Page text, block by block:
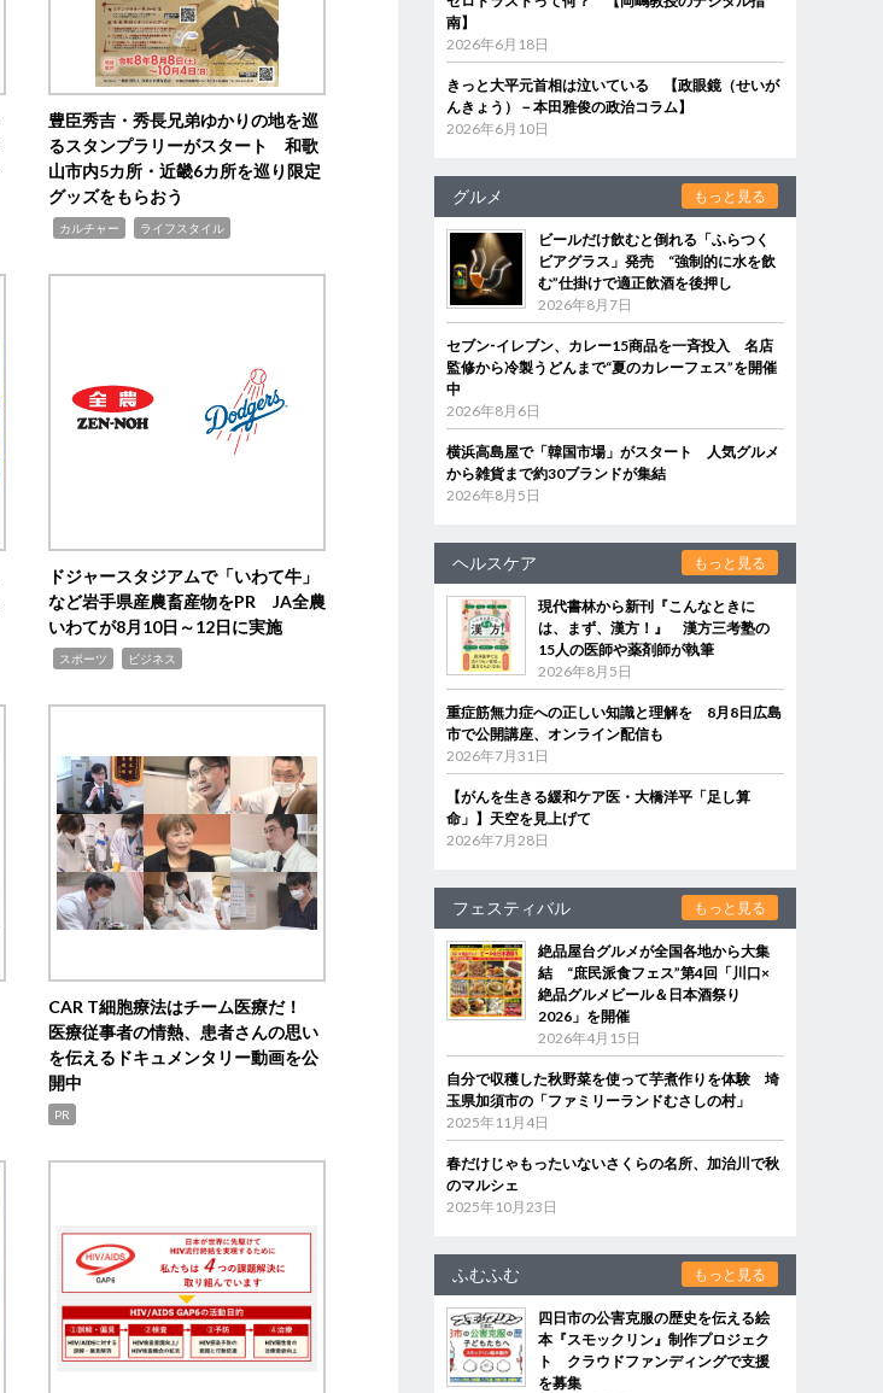
豊臣秀吉・秀長兄弟ゆかりの地を巡
るスタンプラリーがスタート 和歌
山市内5カ所・近畿6カ所を巡り限定
グッズをもらおう
カルチャー ライフスタイル
ドジャースタジアムで「いわて牛」
など岩手県産農畜産物をPR JA全農
いわてが8月10日～12日に実施
スポーツ ビジネス
CAR T細胞療法はチーム医療だ！
医療従事者の情熱、患者さんの思い
を伝えるドキュメンタリー動画を公
開中
PR
南】
2026年6月18日
きっと大平元首相は泣いている 【政眼鏡（せいが
んきょう）－本田雅俊の政治コラム】
2026年6月10日
グルメ もっと見る
ビールだけ飲むと倒れる「ふらつく
ビアグラス」発売 “強制的に水を飲
む”仕掛けで適正飲酒を後押し
2026年8月7日
セブン‐イレブン、カレー15商品を一斉投入 名店
監修から冷製うどんまで“夏のカレーフェス”を開催
中
2026年8月6日
横浜高島屋で「韓国市場」がスタート 人気グルメ
から雑貨まで約30ブランドが集結
2026年8月5日
ヘルスケア もっと見る
現代書林から新刊『こんなときに
は、まず、漢方！』 漢方三考塾の
15人の医師や薬剤師が執筆
2026年8月5日
重症筋無力症への正しい知識と理解を 8月8日広島
市で公開講座、オンライン配信も
2026年7月31日
【がんを生きる緩和ケア医・大橋洋平「足し算
命」】天空を見上げて
2026年7月28日
フェスティバル もっと見る
絶品屋台グルメが全国各地から大集
結 “庶民派食フェス”第4回「川口×
絶品グルメビール＆日本酒祭り
2026」を開催
2026年4月15日
自分で収穫した秋野菜を使って芋煮作りを体験 埼
玉県加須市の「ファミリーランドむさしの村」
2025年11月4日
春だけじゃもったいないさくらの名所、加治川で秋
のマルシェ
2025年10月23日
ふむふむ もっと見る
四日市の公害克服の歴史を伝える絵
本『スモックリン』制作プロジェク
ト クラウドファンディングで支援
を募集